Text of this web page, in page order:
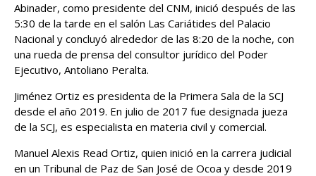
Abinader, como presidente del CNM, inició después de las
5:30 de la tarde en el salón Las Cariátides del Palacio
Nacional y concluyó alrededor de las 8:20 de la noche, con
una rueda de prensa del consultor jurídico del Poder
Ejecutivo, Antoliano Peralta.
Jiménez Ortiz es presidenta de la Primera Sala de la SCJ
desde el año 2019. En julio de 2017 fue designada jueza
de la SCJ, es especialista en materia civil y comercial.
Manuel Alexis Read Ortiz, quien inició en la carrera judicial
en un Tribunal de Paz de San José de Ocoa y desde 2019